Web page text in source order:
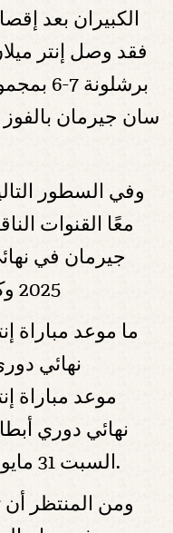
الكبيران بعد
فقد وصل إنتر
وفي السطور
معًا القنوات
2025 وكيف تشاهدها عبر الإنترنت؟
ما موعد مباراة
نهائي دوري
موعد مباراة
السبت 31 مايو 2025 على ملعب أليانز أرينا.
ومن المنتظر أن